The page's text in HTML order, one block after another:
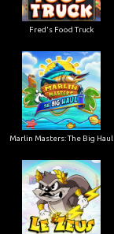
Fred's Food Truck
Marlin Masters: The Big Haul